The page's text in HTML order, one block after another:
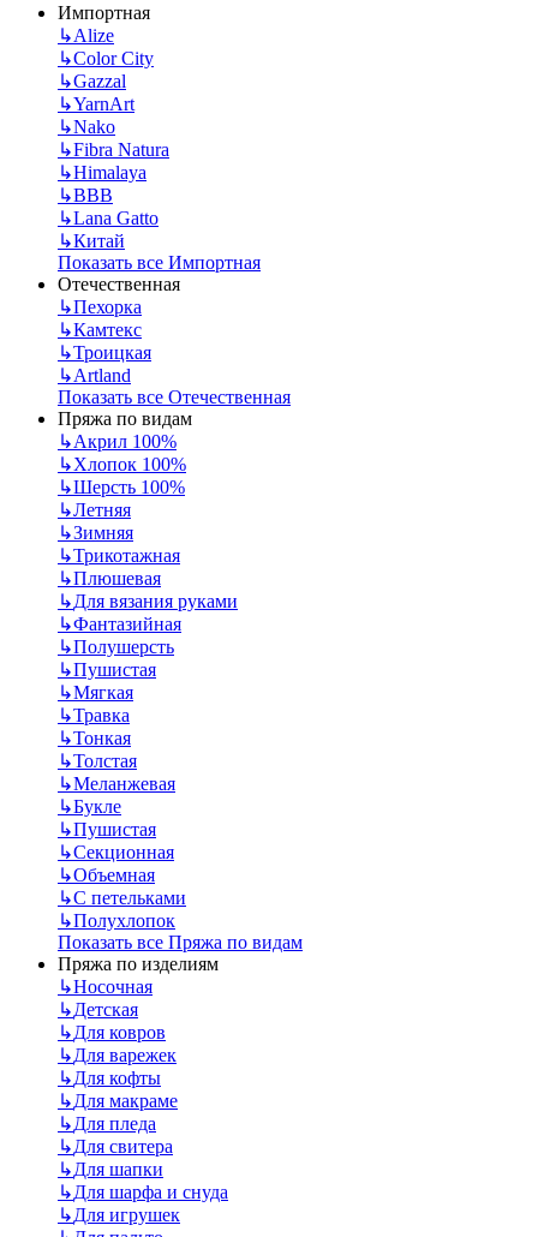
Импортная
↳Alize
↳Color City
↳Gazzal
↳YarnArt
↳Nako
↳Fibra Natura
↳Himalaya
↳BBB
↳Lana Gatto
↳Китай
Показать все Импортная
Отечественная
↳Пехорка
↳Камтекс
↳Троицкая
↳Artland
Показать все Отечественная
Пряжа по видам
↳Акрил 100%
↳Хлопок 100%
↳Шерсть 100%
↳Летняя
↳Зимняя
↳Трикотажная
↳Плюшевая
↳Для вязания руками
↳Фантазийная
↳Полушерсть
↳Пушистая
↳Мягкая
↳Травка
↳Тонкая
↳Толстая
↳Меланжевая
↳Букле
↳Пушистая
↳Секционная
↳Объемная
↳С петельками
↳Полухлопок
Показать все Пряжа по видам
Пряжа по изделиям
↳Носочная
↳Детская
↳Для ковров
↳Для варежек
↳Для кофты
↳Для макраме
↳Для пледа
↳Для свитера
↳Для шапки
↳Для шарфа и снуда
↳Для игрушек